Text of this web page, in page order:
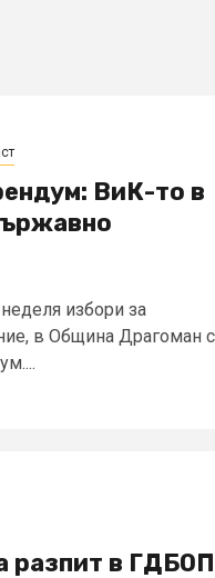
ВиК-то в
избори за
в Община Драгоман
разпит в ГДБОП